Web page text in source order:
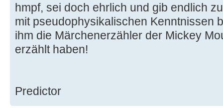
hmpf, sei doch ehrlich und gib endlich
mit pseudophysikalischen Kenntnissen
ihm die Märchenerzähler der Mickey
erzählt haben!
Predictor